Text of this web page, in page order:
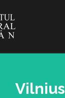
Vilnius